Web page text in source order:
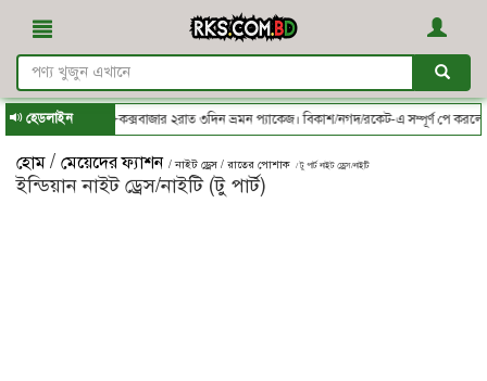
হেডলাইন
জিতে নিন ✈কক্সবাজার ২রাত ৩দিন ভ্রমন প্যাকেজ। বিকাশ/নগদ/রকেট-এ সম্পূর্ণ পে করলেই
হোম / মেয়েদের ফ্যাশন / নাইট ড্রেস / রাতের পোশাক / টু পার্ট নাইট ড্রেস/নাইটি
ইন্ডিয়ান নাইট ড্রেস/নাইটি (টু পার্ট)